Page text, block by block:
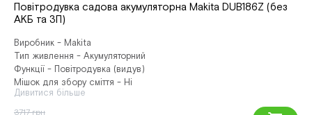
Повітродувка садова акумуляторна Makita DUB186Z (без
АКБ та ЗП)
Виробник - Makita
Тип живлення - Акумуляторний
Функції - Повітродувка (видув)
Мішок для збору сміття - Ні
Дивитися більше
3717 грн